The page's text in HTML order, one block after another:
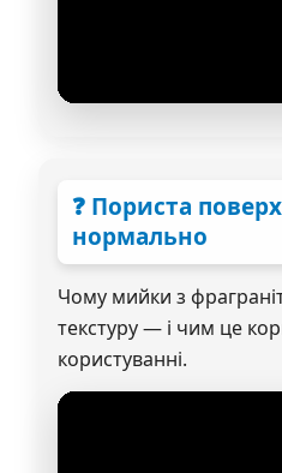
❓ Пориста
нормально
Чому мийки з
текстуру — і чим це
користуванні.